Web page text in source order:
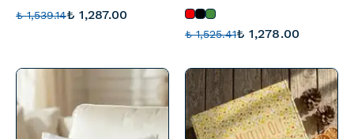
₺ 1,539.14₺ 1,287.00
₺ 1,525.41₺ 1,278.00